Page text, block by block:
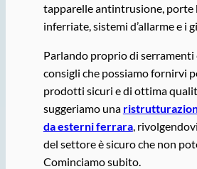
tapparelle antintrusione, porte
inferriate, sistemi d’allarme e i
Parlando proprio di serramenti
consigli che possiamo fornirvi
prodotti sicuri e di ottima
suggeriamo una
da esterni ferrara,
del settore è sicuro che non
Cominciamo subito.